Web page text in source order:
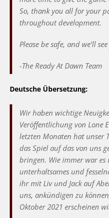
So, thank you all for your
throughout development.
Please be safe, and we’ll
-The Ready At Dawn Team
Deutsche Übersetzung:
Wir haben wichtige
Veröffentlichung von Lone
letzten Monaten hat unser
das Spiel auf das von uns
bringen. Wie immer war es
unterhaltsames und
ihr mit Liv und Jack auf
uns, ankündigen zu
Oktober 2021 erscheinen